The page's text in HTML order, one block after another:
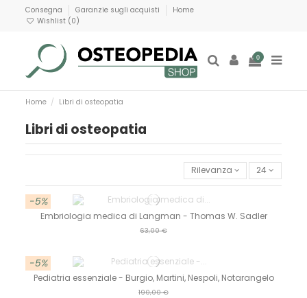
Consegna Garanzie sugli acquisti
Home
Wishlist (0)
0
Home Libri di osteopatia
Libri di osteopatia
Rilevanza 24
-5%
Embriologia medica di Langman - Thomas W. Sadler
63,00 €
-5%
Pediatria essenziale - Burgio, Martini, Nespoli, Notarangelo
190,00 €